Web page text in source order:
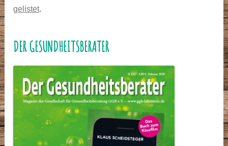
gelistet.
DER GESUNDHEITSBERATER